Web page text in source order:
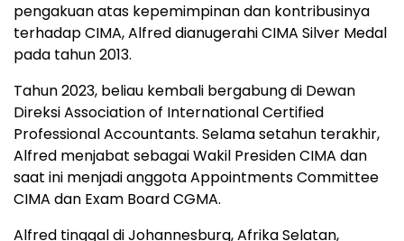
pengakuan atas kepemimpinan dan kontribusinya
terhadap CIMA, Alfred dianugerahi CIMA Silver Medal
pada tahun 2013.
Tahun 2023, beliau kembali bergabung di Dewan
Direksi Association of International Certified
Professional Accountants. Selama setahun terakhir,
Alfred menjabat sebagai Wakil Presiden CIMA dan
saat ini menjadi anggota Appointments Committee
CIMA dan Exam Board CGMA.
Alfred tinggal di Johannesburg, Afrika Selatan,